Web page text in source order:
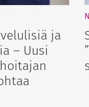
ja
– Uusi